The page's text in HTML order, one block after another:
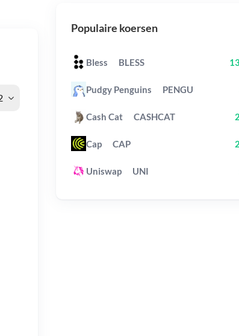
Populaire koersen
Bless BLESS
Pudgy Penguins PENGU
Cash Cat CASHCAT
Cap CAP
Uniswap UNI